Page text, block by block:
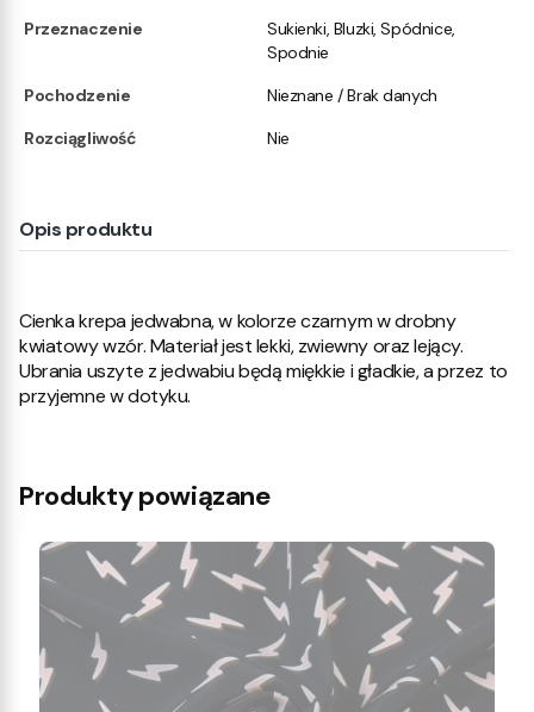
Przeznaczenie
Sukienki, Bluzki, Spódnice,
Spodnie
Pochodzenie
Nieznane / Brak danych
Rozciągliwość
Nie
Opis produktu
Cienka krepa jedwabna, w kolorze czarnym w drobny
kwiatowy wzór. Materiał jest lekki, zwiewny oraz lejący.
Ubrania uszyte z jedwabiu będą miękkie i gładkie, a przez to
przyjemne w dotyku.
Produkty powiązane